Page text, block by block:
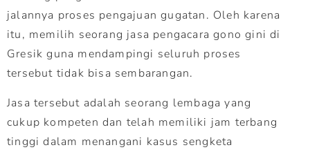
jalannya proses pengajuan gugatan. Oleh karena
itu, memilih seorang jasa pengacara gono gini di
Gresik guna mendampingi seluruh proses
tersebut tidak bisa sembarangan.
Jasa tersebut adalah seorang lembaga yang
cukup kompeten dan telah memiliki jam terbang
tinggi dalam menangani kasus sengketa